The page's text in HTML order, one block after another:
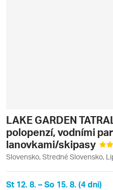
LAKE GARDEN
polopenzí, vodními
lanovkami/skipasy
Slovensko, Stredné Slovensko,
St 12. 8. – So 15. 8. (4 dni)